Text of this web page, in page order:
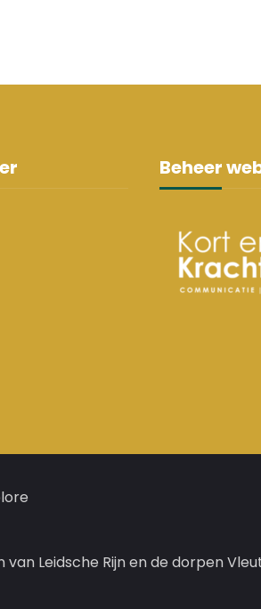
Beheer
Leidsche Rijn en de dorpen